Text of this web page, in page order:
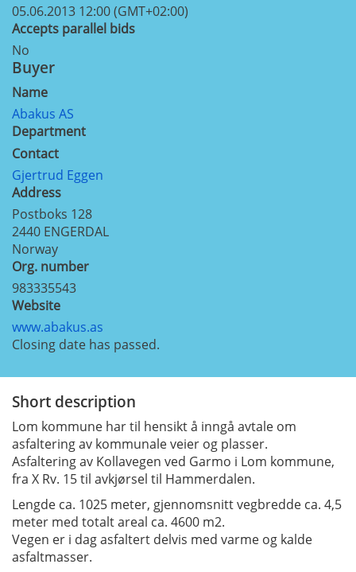
05.06.2013 12:00 (GMT+02:00)
Accepts parallel bids
No
Buyer
Name
Abakus AS
Department
Contact
Gjertrud Eggen
Address
Postboks 128
2440 ENGERDAL
Norway
Org. number
983335543
Website
www.abakus.as
Closing date has passed.
Short description
Lom kommune har til hensikt å inngå avtale om
asfaltering av kommunale veier og plasser.
Asfaltering av Kollavegen ved Garmo i Lom kommune,
fra X Rv. 15 til avkjørsel til Hammerdalen.
Lengde ca. 1025 meter, gjennomsnitt vegbredde ca. 4,5
meter med totalt areal ca. 4600 m2.
Vegen er i dag asfaltert delvis med varme og kalde
asfaltmasser.